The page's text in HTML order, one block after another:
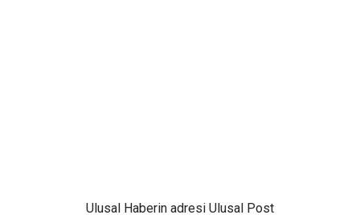
Ulusal Haberin adresi Ulusal Post